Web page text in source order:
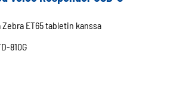
ET65 tabletin kanssa
810G